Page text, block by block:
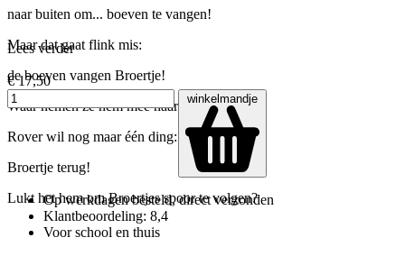
naar buiten om... boeven te vangen!
Maar dat gaat flink mis:
de boeven vangen Broertje!
Waar nemen ze hem mee naartoe?
Rover wil nog maar één ding:
Broertje terug!
Lukt het hem om Broertjes spoor te volgen?
Lees verder
€ 17,50
winkelmandje
Op werkdagen besteld, direct verzonden
Klantbeoordeling: 8,4
Voor school en thuis